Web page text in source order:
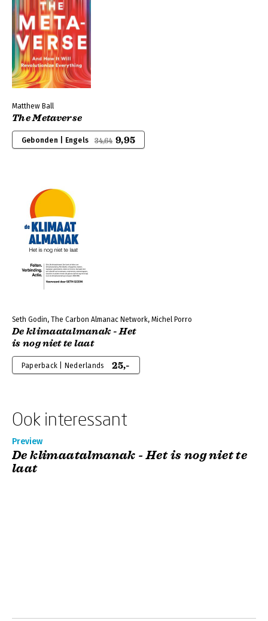
Matthew Ball
The Metaverse
Gebonden | Engels 34,64 9,95
Seth Godin, The Carbon Almanac Network, Michel Porro
De klimaatalmanak - Het
is nog niet te laat
Paperback | Nederlands 25,-
Ook interessant
Preview
De klimaatalmanak - Het is nog niet te
laat